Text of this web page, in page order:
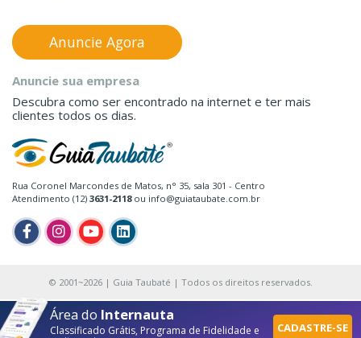
Rua Coronel Marcondes de Matos, n° 35, sala 301 - Centro
Atendimento (12) 3631-2118ou info@guiataubate.com.br
Anuncie sua empresa
Descubra como ser encontrado na internet e ter mais
clientes todos os dias.
Anuncie Agora
© 2001~2026 | Guia Taubaté | Todos os direitos reservados.
Área do Internauta
Classificado Grátis, Programa de Fidelidade e CADASTRE-SE